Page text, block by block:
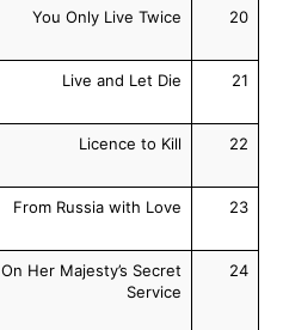
20
You Only Live Twice
21
Live and Let Die
22
Licence to Kill
23
From Russia with Love
24
On Her Majesty’s Secret
Service